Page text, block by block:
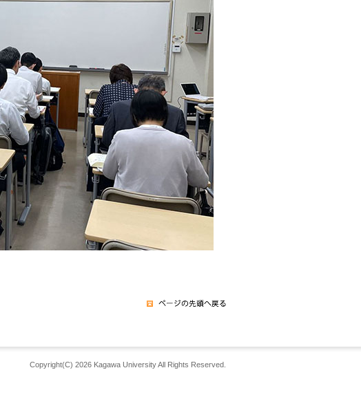
Copyright(C) 2026 Kagawa University All Rights Reserved.